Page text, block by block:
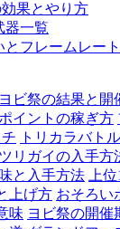
果とやり方
器一覧
とフレームレート
ヨビ祭の結果と開
イントの稼ぎ方
トリカラバト
リガイの入手方
と入手方法 上
上げ方 おそろい
味 ヨビ祭の開催